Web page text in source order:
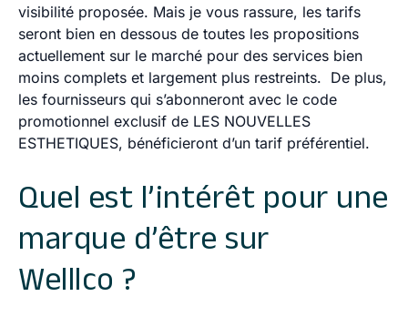
visibilité proposée. Mais je vous rassure, les tarifs
seront bien en dessous de toutes les propositions
actuellement sur le marché pour des services bien
moins complets et largement plus restreints. De plus,
les fournisseurs qui s’abonneront avec le code
promotionnel exclusif de LES NOUVELLES
ESTHETIQUES, bénéficieront d’un tarif préférentiel.
Quel est l’intérêt pour une
marque d’être sur
Welllco ?